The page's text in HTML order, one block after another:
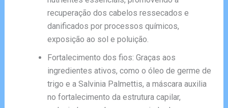
recuperação dos cabelos ressecados e
danificados por processos químicos,
exposição ao sol e poluição.
Fortalecimento dos fios: Graças aos
ingredientes ativos, como o óleo de germe de
trigo e a Salvinia Palmettis, a máscara auxilia
no fortalecimento da estrutura capilar,